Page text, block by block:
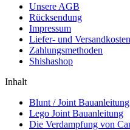
Unsere AGB
Rücksendung
Impressum
Liefer- und Versandkosten
Zahlungsmethoden
Shishashop
Inhalt
Blunt / Joint Bauanleitung
Lego Joint Bauanleitung
Die Verdampfung von